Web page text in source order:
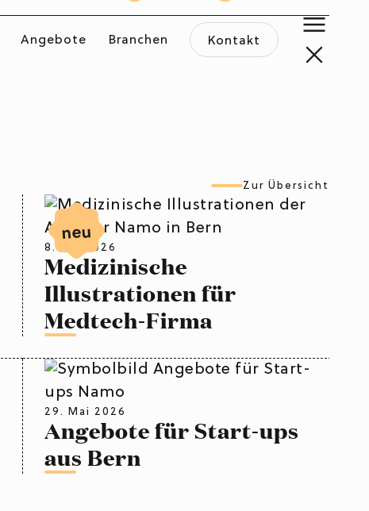
Angebote Branchen Kontakt
Zur Übersicht
8. Juli 2026
Medizinische
Illustrationen für
Medtech-Firma
neu
29. Mai 2026
Angebote für Start-ups
aus Bern